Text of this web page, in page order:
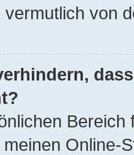
von
meinen Online-